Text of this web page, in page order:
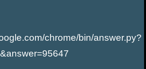
chrome/bin/answer.py?